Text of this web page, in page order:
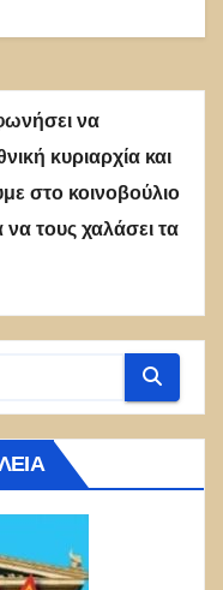
να
κυριαρχία και
στο κοινοβούλιο
να τους χαλάσει τα